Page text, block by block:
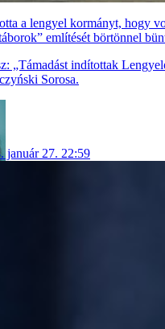
a lengyel kormányt, hogy
említését börtönnel
„Támadást indítottak
Sorosa.
január 27. 22:59